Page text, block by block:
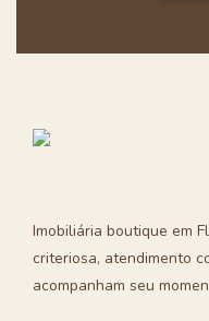
Imobiliária boutique em
criteriosa, atendimento
acompanham seu